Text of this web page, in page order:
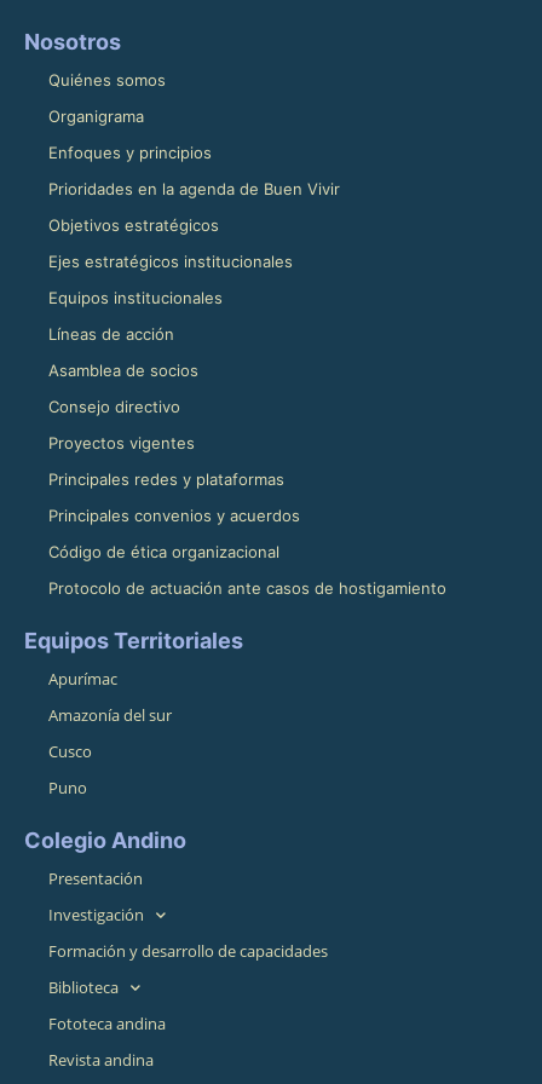
Nosotros
Quiénes somos
Organigrama
Enfoques y principios
Prioridades en la agenda de Buen Vivir
Objetivos estratégicos
Ejes estratégicos institucionales
Equipos institucionales
Líneas de acción
Asamblea de socios
Consejo directivo
Proyectos vigentes
Principales redes y plataformas
Principales convenios y acuerdos
Código de ética organizacional
Protocolo de actuación ante casos de hostigamiento
Equipos Territoriales
Apurímac
Amazonía del sur
Cusco
Puno
Colegio Andino
Presentación
Investigación
Formación y desarrollo de capacidades
Biblioteca
Fototeca andina
Revista andina